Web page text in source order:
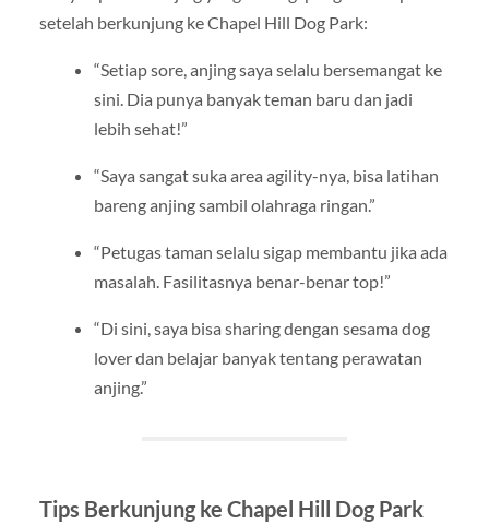
setelah berkunjung ke Chapel Hill Dog Park:
“Setiap sore, anjing saya selalu bersemangat ke
sini. Dia punya banyak teman baru dan jadi
lebih sehat!”
“Saya sangat suka area agility-nya, bisa latihan
bareng anjing sambil olahraga ringan.”
“Petugas taman selalu sigap membantu jika ada
masalah. Fasilitasnya benar-benar top!”
“Di sini, saya bisa sharing dengan sesama dog
lover dan belajar banyak tentang perawatan
anjing.”
Tips Berkunjung ke Chapel Hill Dog Park